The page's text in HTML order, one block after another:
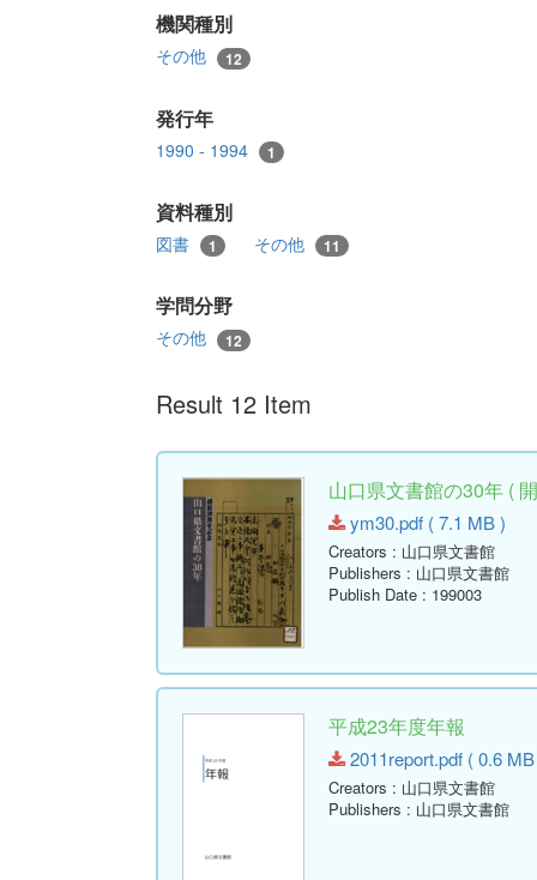
機関種別
その他 12
発行年
1990 - 1994 1
資料種別
図書 1 その他 11
学問分野
その他 12
Result 12 Item
山口県文書館の30年 (
ym30.pdf ( 7.1 MB )
Creators : 山口県文書館
Publishers : 山口県文書館
Publish Date : 199003
平成23年度年報
2011report.pdf ( 0.6
Creators : 山口県文書館
Publishers : 山口県文書館